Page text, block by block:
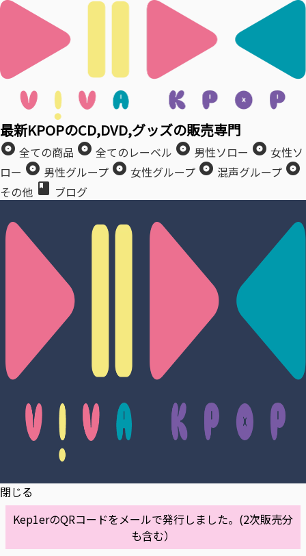
最新KPOPのCD,DVD,グッズの販売専門
album 全ての商品 album 全てのレーベル album 男性ソロー album 女性ソ
ロー album 男性グループ album 女性グループ album 混声グループ album
その他 book ブログ
閉じる
Kep1erのQRコードをメールで発行しました。(2次販売分
も含む）